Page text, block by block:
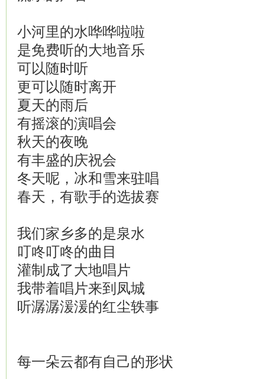
小河里的水哗哗啦啦
是免费听的大地音乐
可以随时听
更可以随时离开
夏天的雨后
有摇滚的演唱会
秋天的夜晚
有丰盛的庆祝会
冬天呢，冰和雪来驻唱
春天，有歌手的选拔赛
我们家乡多的是泉水
叮咚叮咚的曲目
灌制成了大地唱片
我带着唱片来到凤城
听潺潺湲湲的红尘轶事
每一朵云都有自己的形状